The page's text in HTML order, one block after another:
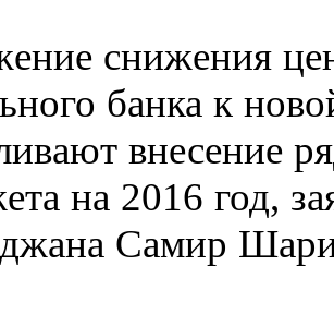
снижения
банка к
внесение
на 2016 год,
Самир